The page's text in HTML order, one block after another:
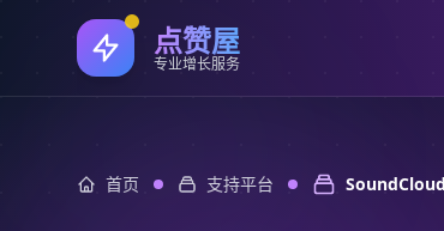
点赞屋
专业增长服务
首页 支持平台 SoundCloud